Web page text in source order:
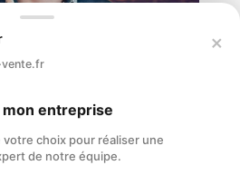
vente.fr
×
entreprise
choix pour réaliser une
de notre équipe.